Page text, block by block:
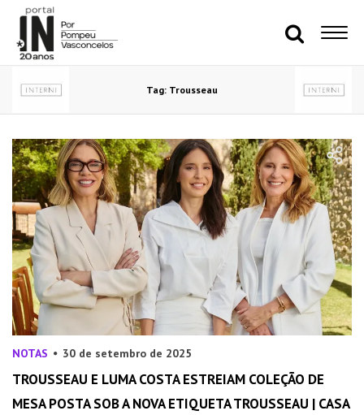
Tag: Trousseau
NOTAS 30 de setembro de 2025
TROUSSEAU E LUMA COSTA ESTREIAM COLEÇÃO DE
MESA POSTA SOB A NOVA ETIQUETA TROUSSEAU | CASA